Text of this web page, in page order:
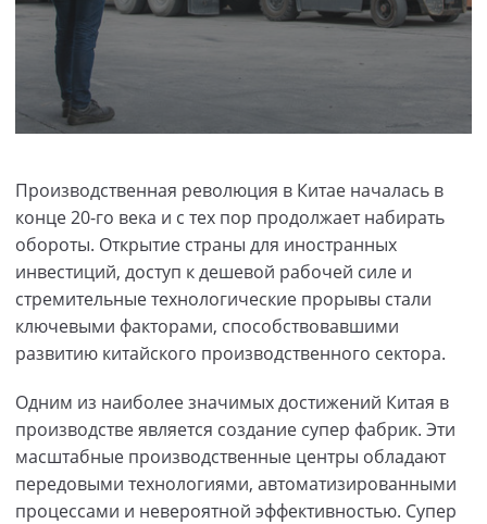
Производственная революция в Китае началась в
конце 20-го века и с тех пор продолжает набирать
обороты. Открытие страны для иностранных
инвестиций, доступ к дешевой рабочей силе и
стремительные технологические прорывы стали
ключевыми факторами, способствовавшими
развитию китайского производственного сектора.
Одним из наиболее значимых достижений Китая в
производстве является создание супер фабрик. Эти
масштабные производственные центры обладают
передовыми технологиями, автоматизированными
процессами и невероятной эффективностью. Супер